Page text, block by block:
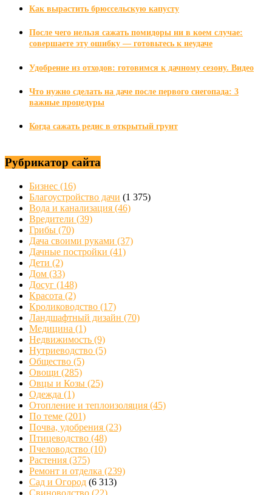
Как вырастить брюссельскую капусту
После чего нельзя сажать помидоры ни в коем случае:
совершаете эту ошибку — готовьтесь к неудаче
Удобрение из отходов: готовимся к дачному сезону. Видео
Что нужно сделать на даче после первого снегопада: 3
важные процедуры
Когда сажать редис в открытый грунт
Рубрикатор сайта
Бизнес (16)
Благоустройство дачи (1 375)
Вода и канализация (46)
Вредители (39)
Грибы (70)
Дача своими руками (37)
Дачные постройки (41)
Дети (2)
Дом (33)
Досуг (148)
Красота (2)
Кролиководство (17)
Ландшафтный дизайн (70)
Медицина (1)
Недвижимость (9)
Нутриеводство (5)
Общество (5)
Овощи (285)
Овцы и Козы (25)
Одежда (1)
Отопление и теплоизоляция (45)
По теме (201)
Почва, удобрения (23)
Птицеводство (48)
Пчеловодство (10)
Растения (375)
Ремонт и отделка (239)
Сад и Огород (6 313)
Свиноводство (22)